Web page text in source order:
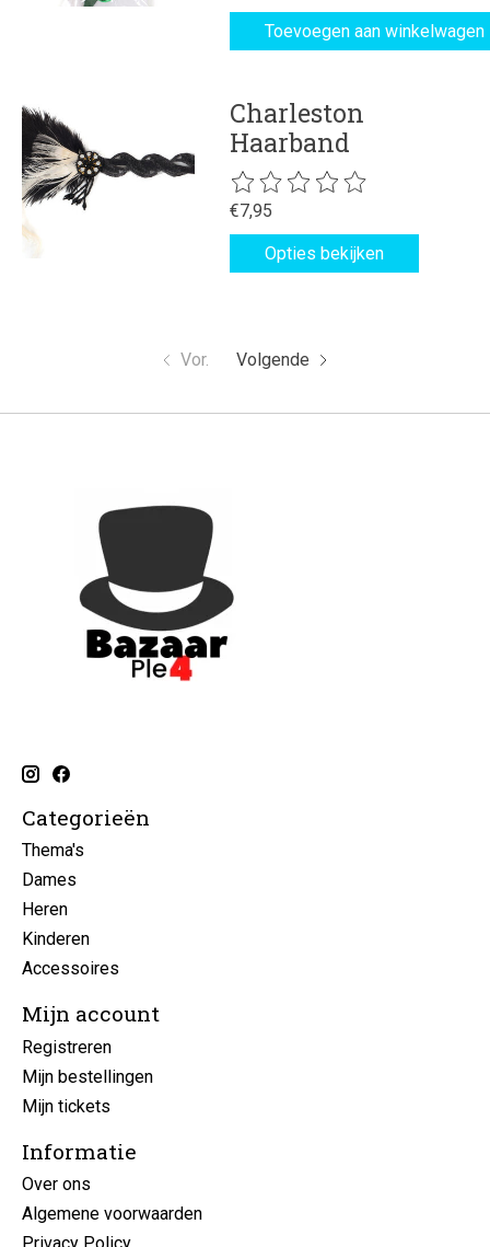
Toevoegen aan winkelwagen
Charleston
Haarband
De beoordeling van dit product is
€7,95
Opties bekijken
Vor. Volgende
Categorieën
Thema's
Dames
Heren
Kinderen
Accessoires
Mijn account
Registreren
Mijn bestellingen
Mijn tickets
Informatie
Over ons
Algemene voorwaarden